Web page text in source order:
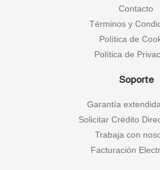
Contacto
Términos y
Política de
Política de
Soporte
Garantía
Solicitar Crédito
Trabaja con
Facturación